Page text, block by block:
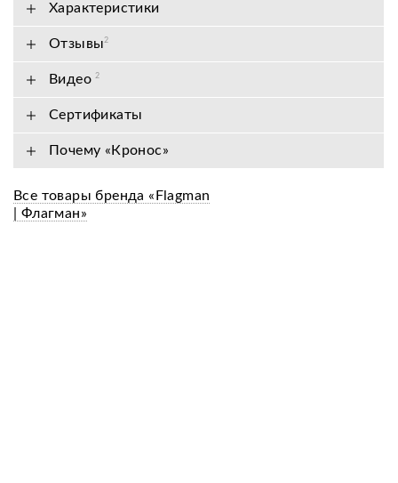
Характеристики
Отзывы2
Видео2
Сертификаты
Почему «Кронос»
Все товары бренда «Flagman
| Флагман»